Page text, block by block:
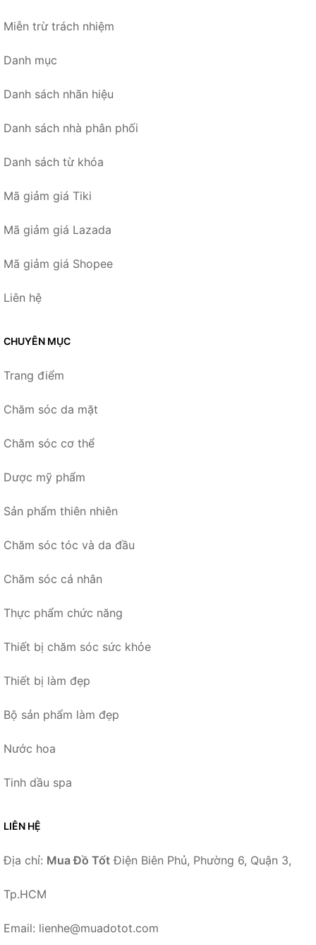
Miễn trừ trách nhiệm
Danh mục
Danh sách nhãn hiệu
Danh sách nhà phân phối
Danh sách từ khóa
Mã giảm giá Tiki
Mã giảm giá Lazada
Mã giảm giá Shopee
Liên hệ
CHUYÊN MỤC
Trang điểm
Chăm sóc da mặt
Chăm sóc cơ thể
Dược mỹ phẩm
Sản phẩm thiên nhiên
Chăm sóc tóc và da đầu
Chăm sóc cá nhân
Thực phẩm chức năng
Thiết bị chăm sóc sức khỏe
Thiết bị làm đẹp
Bộ sản phẩm làm đẹp
Nước hoa
Tinh dầu spa
LIÊN HỆ
Địa chỉ: Mua Đồ Tốt Điện Biên Phủ, Phường 6, Quận 3,
Tp.HCM
Email: lienhe@muadotot.com